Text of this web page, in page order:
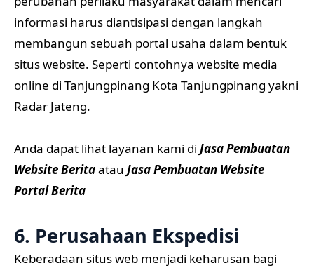
informasi harus diantisipasi dengan langkah
membangun sebuah portal usaha dalam bentuk
situs website. Seperti contohnya website media
online di Tanjungpinang Kota Tanjungpinang yakni
Radar Jateng.
Anda dapat lihat layanan kami di Jasa Pembuatan
Website Beritaatau Jasa Pembuatan Website
Portal Berita
6. Perusahaan Ekspedisi
Keberadaan situs web menjadi keharusan bagi